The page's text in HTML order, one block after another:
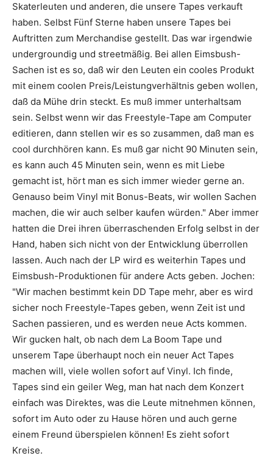
Skaterleuten und anderen, die unsere Tapes verkauft
haben. Selbst Fünf Sterne haben unsere Tapes bei
Auftritten zum Merchandise gestellt. Das war irgendwie
undergroundig und streetmäßig. Bei allen Eimsbush-
Sachen ist es so, daß wir den Leuten ein cooles Produkt
mit einem coolen Preis/Leistungverhältnis geben wollen,
daß da Mühe drin steckt. Es muß immer unterhaltsam
sein. Selbst wenn wir das Freestyle-Tape am Computer
editieren, dann stellen wir es so zusammen, daß man es
cool durchhören kann. Es muß gar nicht 90 Minuten sein,
es kann auch 45 Minuten sein, wenn es mit Liebe
gemacht ist, hört man es sich immer wieder gerne an.
Genauso beim Vinyl mit Bonus-Beats, wir wollen Sachen
machen, die wir auch selber kaufen würden." Aber immer
hatten die Drei ihren überraschenden Erfolg selbst in der
Hand, haben sich nicht von der Entwicklung überrollen
lassen. Auch nach der LP wird es weiterhin Tapes und
Eimsbush-Produktionen für andere Acts geben. Jochen:
"Wir machen bestimmt kein DD Tape mehr, aber es wird
sicher noch Freestyle-Tapes geben, wenn Zeit ist und
Sachen passieren, und es werden neue Acts kommen.
Wir gucken halt, ob nach dem La Boom Tape und
unserem Tape überhaupt noch ein neuer Act Tapes
machen will, viele wollen sofort auf Vinyl. Ich finde,
Tapes sind ein geiler Weg, man hat nach dem Konzert
einfach was Direktes, was die Leute mitnehmen können,
sofort im Auto oder zu Hause hören und auch gerne
einem Freund überspielen können! Es zieht sofort
Kreise.